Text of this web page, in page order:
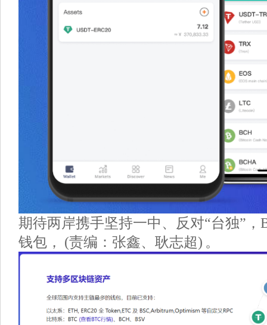
期待两岸携手坚持一中、反对“台独”，
钱包， (责编：张鑫、耿志超) 。